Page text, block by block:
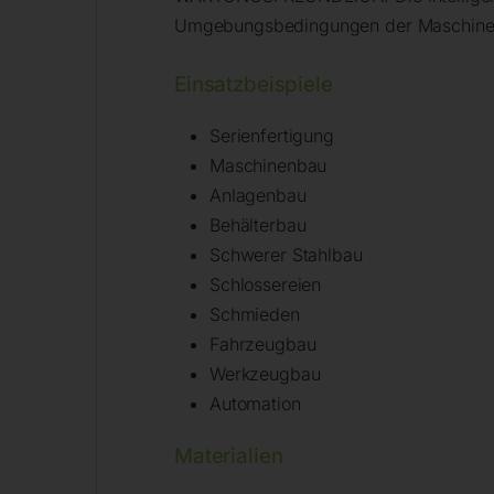
Umgebungsbedingungen der
Einsatzbeispiele
Serienfertigung
Maschinenbau
Anlagenbau
Behälterbau
Schwerer Stahlbau
Schlossereien
Schmieden
Fahrzeugbau
Werkzeugbau
Automation
Materialien